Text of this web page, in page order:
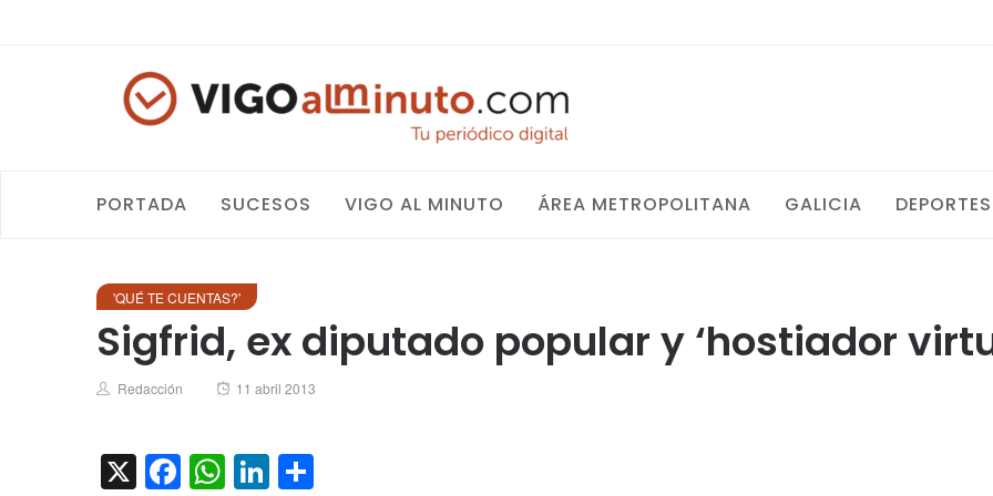
PORTADA SUCESOS VIGO AL MINUTO ÁREA METROPOLITANA GALICIA DEPORTES
'QUÉ TE CUENTAS?'
Sigfrid, ex diputado popular y ‘hostiador
Author
Redacción
Posted
11 abril 2013
X Facebook
WhatsApp
LinkedIn